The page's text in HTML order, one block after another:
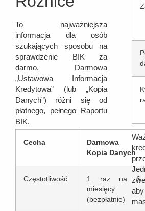
To najważniejsza
informacja dla osób
szukających sposobu na
sprawdzenie BIK za
darmo. Darmowa
„Ustawowa Informacja
Kredytowa” (lub „Kopia
Danych”) różni się od
płatnego, pełnego Raportu
BIK.
Cecha
Darmowa
Kopia Danych
Częstotliwość
1 raz na 6
miesięcy
(bezpłatnie)